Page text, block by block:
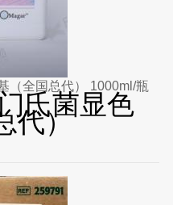
（全国总代） 1000ml/瓶
氏菌显色
代）